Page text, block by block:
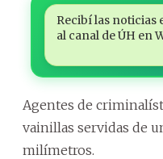
Recibí las noticias
al canal de ÚH en
Agentes de
vainillas servidas de
milímetros.